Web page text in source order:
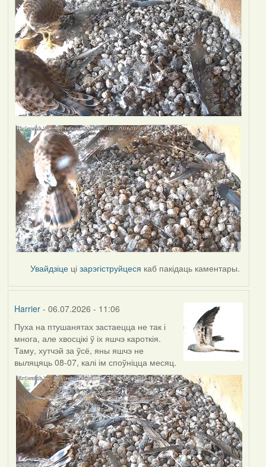
Увайдзіце цізарэгіструйцеся каб пакідаць каментары.
Harrier- 06.07.2026 - 11:06
Пуха на птушанятах застаецца не так і
многа, але хвосцікі ў іх яшчэ кароткія.
Таму, хутчэй за ўсё, яны яшчэ не
выляцяць 08-07, калі ім споўніцца месяц.